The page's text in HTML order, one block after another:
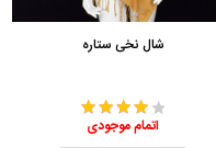
شال نخی ستاره
اتمام موجودی